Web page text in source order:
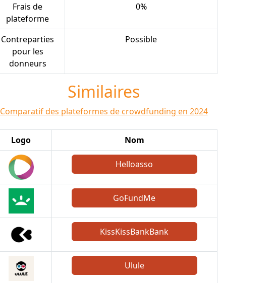
Frais de
plateforme
0%
Contreparties
pour les
donneurs
Possible
Similaires
Comparatif des plateformes de crowdfunding en 2024
Logo Nom
Helloasso
GoFundMe
KissKissBankBank
Ulule